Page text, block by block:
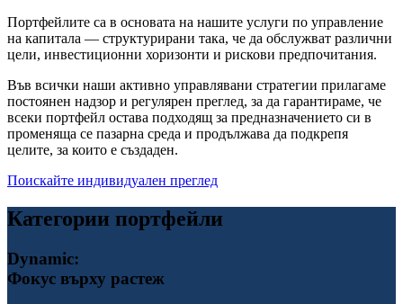
Портфейлите са в основата на нашите услуги по управление
на капитала — структурирани така, че да обслужват различни
цели, инвестиционни хоризонти и рискови предпочитания.
Във всички наши активно управлявани стратегии прилагаме
постоянен надзор и регулярен преглед, за да гарантираме, че
всеки портфейл остава подходящ за предназначението си в
променяща се пазарна среда и продължава да подкрепя
целите, за които е създаден.
Поискайте индивидуален преглед
Категории портфейли
Dynamic:
Фокус върху растеж